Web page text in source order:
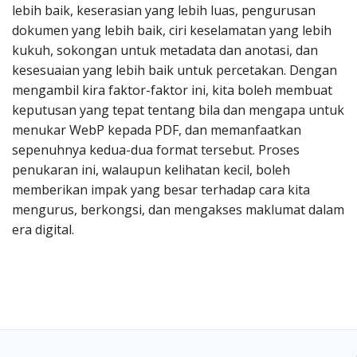
lebih baik, keserasian yang lebih luas, pengurusan
dokumen yang lebih baik, ciri keselamatan yang lebih
kukuh, sokongan untuk metadata dan anotasi, dan
kesesuaian yang lebih baik untuk percetakan. Dengan
mengambil kira faktor-faktor ini, kita boleh membuat
keputusan yang tepat tentang bila dan mengapa untuk
menukar WebP kepada PDF, dan memanfaatkan
sepenuhnya kedua-dua format tersebut. Proses
penukaran ini, walaupun kelihatan kecil, boleh
memberikan impak yang besar terhadap cara kita
mengurus, berkongsi, dan mengakses maklumat dalam
era digital.